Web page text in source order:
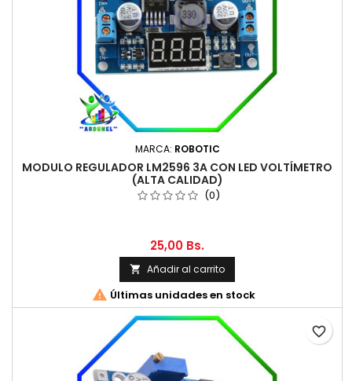
MARCA: ROBOTIC
MODULO REGULADOR LM2596 3A CON LED VOLTÍMETRO
(ALTA CALIDAD)
(0)
25,00 Bs.
 Añadir al carrito
 Últimas unidades en stock
favorite_border